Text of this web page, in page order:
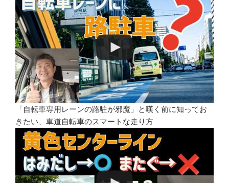
「自転車専用レーンの路駐が邪魔」と嘆く前に知ってお
きたい、車道自転車のスマートな走り方